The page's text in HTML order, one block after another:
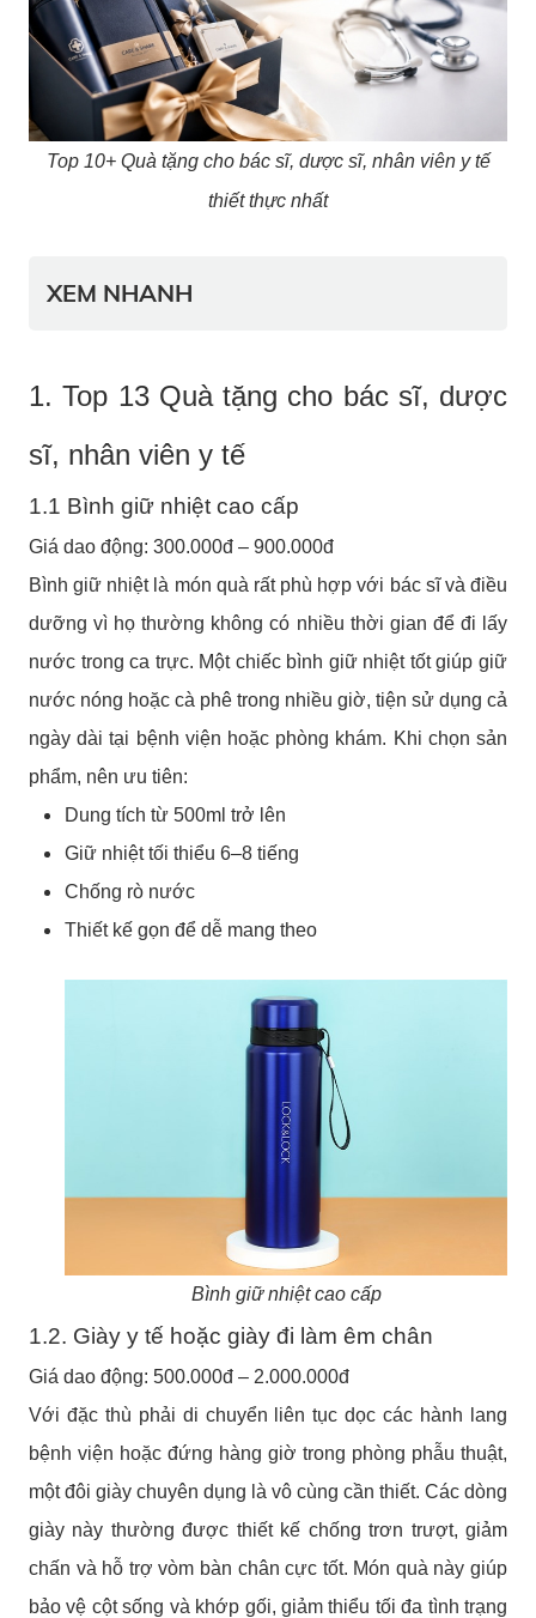
Top 10+ Quà tặng cho bác sĩ, dược sĩ, nhân viên y tế
thiết thực nhất
XEM NHANH
1. Top 13 Quà tặng cho bác sĩ, dược
sĩ, nhân viên y tế
1.1 Bình giữ nhiệt cao cấp
Giá dao động: 300.000đ – 900.000đ
Bình giữ nhiệt là món quà rất phù hợp với bác sĩ và điều
dưỡng vì họ thường không có nhiều thời gian để đi lấy
nước trong ca trực. Một chiếc bình giữ nhiệt tốt giúp giữ
nước nóng hoặc cà phê trong nhiều giờ, tiện sử dụng cả
ngày dài tại bệnh viện hoặc phòng khám. Khi chọn sản
phẩm, nên ưu tiên:
Dung tích từ 500ml trở lên
Giữ nhiệt tối thiểu 6–8 tiếng
Chống rò nước
Thiết kế gọn để dễ mang theo
Bình giữ nhiệt cao cấp
1.2. Giày y tế hoặc giày đi làm êm chân
Giá dao động: 500.000đ – 2.000.000đ
Với đặc thù phải di chuyển liên tục dọc các hành lang
bệnh viện hoặc đứng hàng giờ trong phòng phẫu thuật,
một đôi giày chuyên dụng là vô cùng cần thiết. Các dòng
giày này thường được thiết kế chống trơn trượt, giảm
chấn và hỗ trợ vòm bàn chân cực tốt. Món quà này giúp
bảo vệ cột sống và khớp gối, giảm thiểu tối đa tình trạng